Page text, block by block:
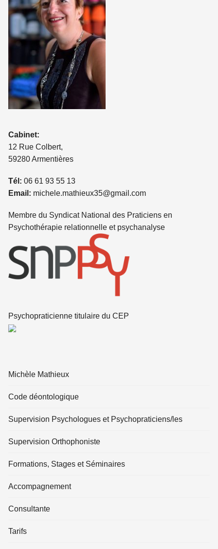
Cabinet:
12 Rue Colbert,
59280 Armentières
Tél: 06 61 93 55 13
Email: michele.mathieux35@gmail.com
Membre du Syndicat National des Praticiens en
Psychothérapie relationnelle et psychanalyse
Psychopraticienne titulaire du CEP
Michèle Mathieux
Code déontologique
Supervision Psychologues et Psychopraticiens/les
Supervision Orthophoniste
Formations, Stages et Séminaires
Accompagnement
Consultante
Tarifs